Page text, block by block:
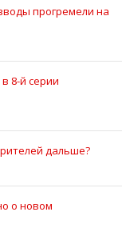
прогремели на
8-й серии
дальше?
о новом